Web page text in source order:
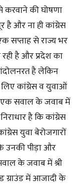
करवाने की घोषणा
है और ना ही कांग्रेस
सप्ताह से राज्य भर
है और प्रदेश का
है लेकिन
कांग्रेस व युवाओं
एक सवाल के जवाब में
है कि कांग्रेस
युवा बेरोजगारों
उनकी पीड़ा और
के जवाब में श्री
ग्राउंड में आजादी के